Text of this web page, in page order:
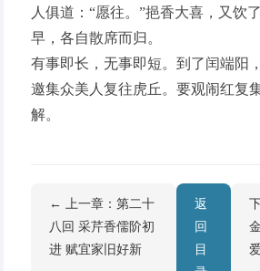
人俱道：“愿往。”挹香大喜，又饮
早，各自散席而归。
有事即长，无事即短。到了闰端阳
邀集众美人复往虎丘。要观闹红复
解。
← 上一章：第二十
八回 采芹香儒阶初
进 赋宜家旧好新
返
回
目